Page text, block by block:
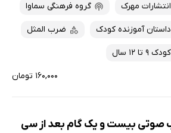
انتشارات مهرک گروه فرهنگی سماوا
داستان آموزنده کودک ضرب المثل
کودک 9 تا 12 سال
۱۶۰,۰۰۰ تومان
صوتی بیست و یک گام بعد از سی